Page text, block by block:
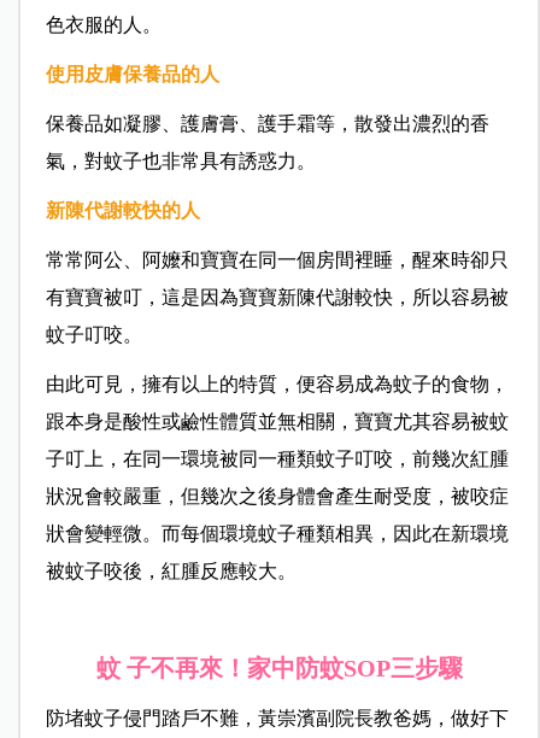
色衣服的人。
使用皮膚保養品的人
保養品如凝膠、護膚膏、護手霜等，散發出濃烈的香
氣，對蚊子也非常具有誘惑力。
新陳代謝較快的人
常常阿公、阿嬤和寶寶在同一個房間裡睡，醒來時卻只
有寶寶被叮，這是因為寶寶新陳代謝較快，所以容易被
蚊子叮咬。
由此可見，擁有以上的特質，便容易成為蚊子的食物，
跟本身是酸性或鹼性體質並無相關，寶寶尤其容易被蚊
子叮上，在同一環境被同一種類蚊子叮咬，前幾次紅腫
狀況會較嚴重，但幾次之後身體會產生耐受度，被咬症
狀會變輕微。而每個環境蚊子種類相異，因此在新環境
被蚊子咬後，紅腫反應較大。
蚊子不再來！家中防蚊SOP三步驟
防堵蚊子侵門踏戶不難，黃崇濱副院長教爸媽，做好下